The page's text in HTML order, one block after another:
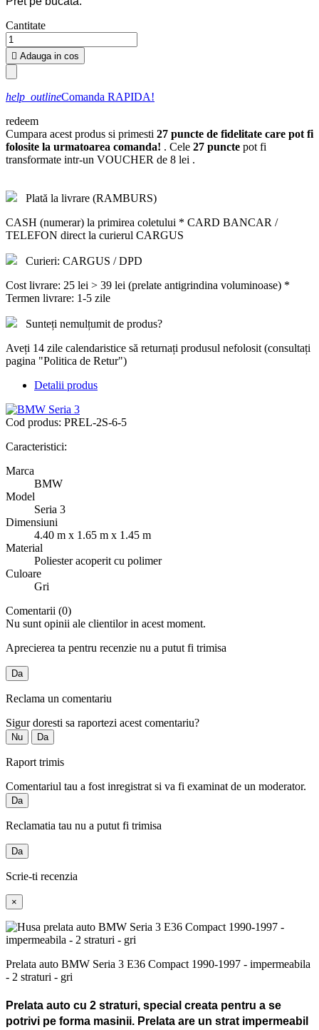
Cantitate
 Adauga in cos
help_outlineComanda RAPIDA!
redeem
Cumpara acest produs si primesti 27 puncte de fidelitate care pot fi
folosite la urmatoarea comanda! . Cele 27 puncte pot fi
transformate intr-un VOUCHER de 8 lei .
Plată la livrare (RAMBURS)
CASH (numerar) la primirea coletului * CARD BANCAR /
TELEFON direct la curierul CARGUS
Curieri: CARGUS / DPD
Cost livrare: 25 lei > 39 lei (prelate antigrindina voluminoase) *
Termen livrare: 1-5 zile
Sunteți nemulțumit de produs?
Aveți 14 zile calendaristice să returnați produsul nefolosit (consultați
pagina "Politica de Retur")
Detalii produs
Cod produs: PREL-2S-6-5
Caracteristici:
Marca
BMW
Model
Seria 3
Dimensiuni
4.40 m x 1.65 m x 1.45 m
Material
Poliester acoperit cu polimer
Culoare
Gri
Comentarii (0)
Nu sunt opinii ale clientilor in acest moment.
Aprecierea ta pentru recenzie nu a putut fi trimisa
Da
Reclama un comentariu
Sigur doresti sa raportezi acest comentariu?
Nu Da
Raport trimis
Comentariul tau a fost inregistrat si va fi examinat de un moderator.
Da
Reclamatia tau nu a putut fi trimisa
Da
Scrie-ti recenzia
×
Prelata auto BMW Seria 3 E36 Compact 1990-1997 - impermeabila
- 2 straturi - gri
Prelata auto cu 2 straturi, special creata pentru a se
potrivi pe forma masinii. Prelata are un strat impermeabil